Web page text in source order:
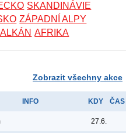
SKANDINÁVIE
ZÁPADNÍ ALPY
AFRIKA
Zobrazit všechny akce
INFO KDY ČAS
27.6.